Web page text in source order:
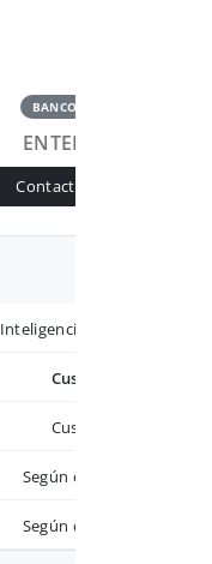
BANCOS Y GOB
ENTERPRISE
contactar ventas
Inteligencia avanzada
Custom
Custom
Según contrato
Según contrato